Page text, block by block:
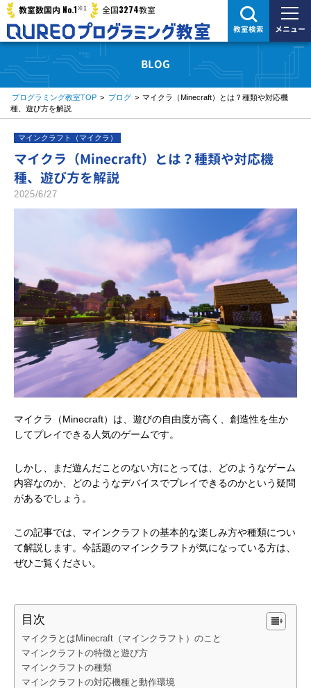
教室数国内 No.1※1 全国3274教室
教室検索 メニュー
BLOG
プログラミング教室TOP > ブログ > マイクラ（Minecraft）とは？種類や対応機
種、遊び方を解説
マインクラフト（マイクラ）
マイクラ（Minecraft）とは？種類や対応機
種、遊び方を解説
2025/6/27
マイクラ（Minecraft）は、遊びの自由度が高く、創造性を生か
してプレイできる人気のゲームです。
しかし、まだ遊んだことのない方にとっては、どのようなゲーム
内容なのか、どのようなデバイスでプレイできるのかという疑問
があるでしょう。
この記事では、マインクラフトの基本的な楽しみ方や種類につい
て解説します。今話題のマインクラフトが気になっている方は、
ぜひご覧ください。
目次
マイクラとはMinecraft（マインクラフト）のこと
マインクラフトの特徴と遊び方
マインクラフトの種類
マインクラフトの対応機種と動作環境